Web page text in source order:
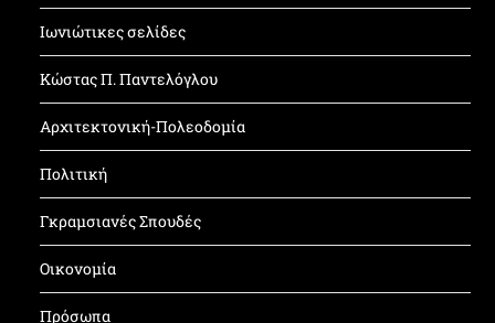
Ιωνιώτικες σελίδες
Κώστας Π. Παντελόγλου
Αρχιτεκτονική-Πολεοδομία
Πολιτική
Γκραμσιανές Σπουδές
Οικονομία
Πρόσωπα